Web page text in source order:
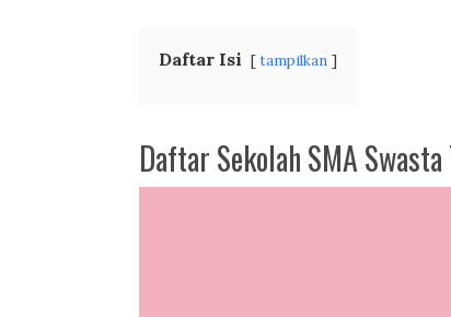
Daftar Isi tampilkan
Daftar Sekolah SMA